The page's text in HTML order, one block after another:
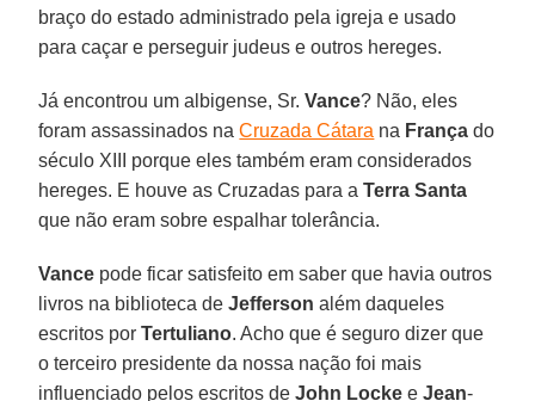
braço do estado administrado pela igreja e usado
para caçar e perseguir judeus e outros hereges.
Já encontrou um albigense, Sr.Vance? Não, eles
foram assassinados naCruzada Cátara na França do
século XIII porque eles também eram considerados
hereges. E houve as Cruzadas para aTerra Santa
que não eram sobre espalhar tolerância.
Vance pode ficar satisfeito em saber que havia outros
livros na biblioteca deJefferson além daqueles
escritos porTertuliano. Acho que é seguro dizer que
o terceiro presidente da nossa nação foi mais
influenciado pelos escritos deJohn Locke eJean-